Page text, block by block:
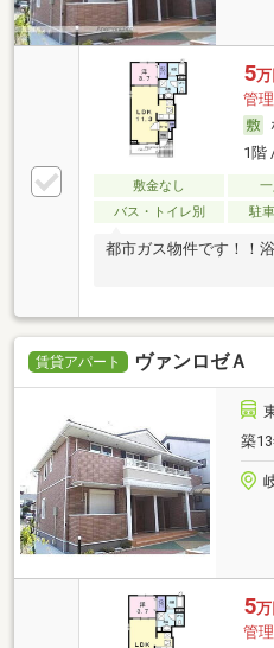
5万
管
1階
敷金なし
バス・トイレ別
駐
都市ガス物件です！！
賃貸アパート ヴァンロゼＡ
築
5万
管